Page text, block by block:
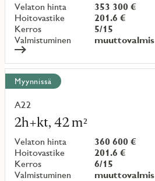
Velaton hinta
353 300 €
Hoitovastike
201.6 €
Kerros
5/15
Valmistuminen
muuttovalmis
Myynnissä
A22
2h+kt, 42 m²
Velaton hinta
360 600 €
Hoitovastike
201.6 €
Kerros
6/15
Valmistuminen
muuttovalmis
Lue
lisää
kohteesta